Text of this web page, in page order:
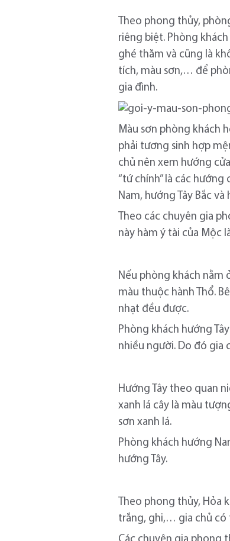
Theo phong thủy,
riêng biệt. Phòng
ghé thăm và cũng là
tích, màu sơn,… để
gia đình.
Màu sơn phòng khách
phải tương sinh hợp
chủ nên xem hướng
“tứ chính” là các
Nam, hướng Tây Bắc
Theo các chuyên gia
này hàm ý tài của Mộc
Nếu phòng khách nằm
màu thuộc hành Thổ.
nhạt đều được.
Phòng khách hướng
nhiều người. Do đó gia
Hướng Tây theo quan
xanh lá cây là màu
sơn xanh lá.
Phòng khách hướng
hướng Tây.
Theo phong thủy, Hỏa
trắng, ghi,… gia chủ có